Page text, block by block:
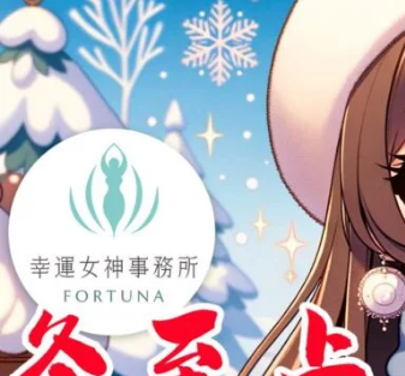
至
牌
陣
|
塔
羅
占
卜|
四
季
牌